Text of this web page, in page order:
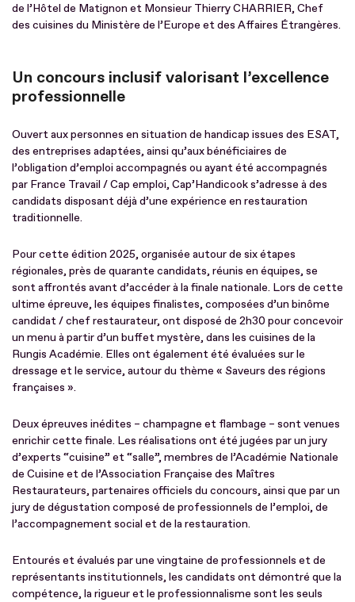
de l’Hôtel de Matignon et Monsieur Thierry CHARRIER, Chef
des cuisines du Ministère de l’Europe et des Affaires Étrangères.
Un concours inclusif valorisant l’excellence
professionnelle
Ouvert aux personnes en situation de handicap issues des ESAT,
des entreprises adaptées, ainsi qu’aux bénéficiaires de
l’obligation d’emploi accompagnés ou ayant été accompagnés
par France Travail / Cap emploi, Cap’Handicook s’adresse à des
candidats disposant déjà d’une expérience en restauration
traditionnelle.
Pour cette édition 2025, organisée autour de six étapes
régionales, près de quarante candidats, réunis en équipes, se
sont affrontés avant d’accéder à la finale nationale. Lors de cette
ultime épreuve, les équipes finalistes, composées d’un binôme
candidat / chef restaurateur, ont disposé de 2h30 pour concevoir
un menu à partir d’un buffet mystère, dans les cuisines de la
Rungis Académie. Elles ont également été évaluées sur le
dressage et le service, autour du thème « Saveurs des régions
françaises ».
Deux épreuves inédites – champagne et flambage – sont venues
enrichir cette finale. Les réalisations ont été jugées par un jury
d’experts “cuisine” et “salle”, membres de l’Académie Nationale
de Cuisine et de l’Association Française des Maîtres
Restaurateurs, partenaires officiels du concours, ainsi que par un
jury de dégustation composé de professionnels de l’emploi, de
l’accompagnement social et de la restauration.
Entourés et évalués par une vingtaine de professionnels et de
représentants institutionnels, les candidats ont démontré que la
compétence, la rigueur et le professionnalisme sont les seuls